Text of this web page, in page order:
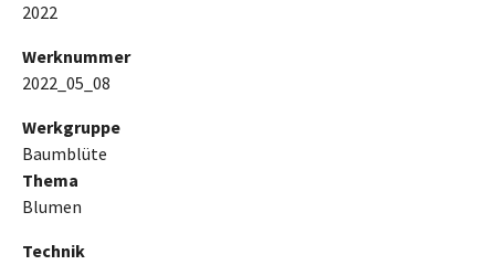
2022
Werknummer
2022_05_08
Werkgruppe
Baumblüte
Thema
Blumen
Technik